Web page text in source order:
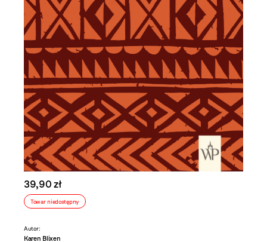
39,90 zł
Towar niedostępny
Autor:
Karen Blixen